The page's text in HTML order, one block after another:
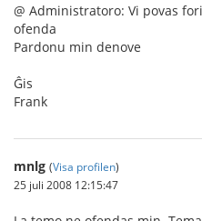
@ Administratoro: Vi povas
ofenda
Pardonu min denove
Ĝis
Frank
mnlg (Visa profilen)
25 juli 2008 12:15:47